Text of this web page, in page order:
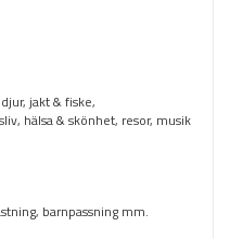
jakt & fiske,
hälsa & skönhet, resor, musik
barnpassning mm.